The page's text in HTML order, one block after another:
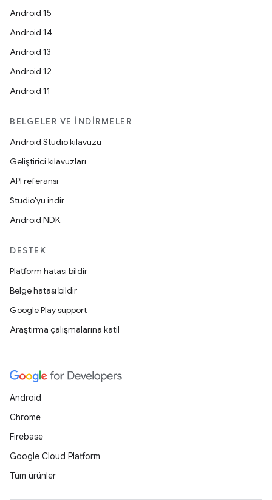
Android 15
Android 14
Android 13
Android 12
Android 11
BELGELER VE İNDIRMELER
Android Studio kılavuzu
Geliştirici kılavuzları
API referansı
Studio'yu indir
Android NDK
DESTEK
Platform hatası bildir
Belge hatası bildir
Google Play support
Araştırma çalışmalarına katıl
Android
Chrome
Firebase
Google Cloud Platform
Tüm ürünler